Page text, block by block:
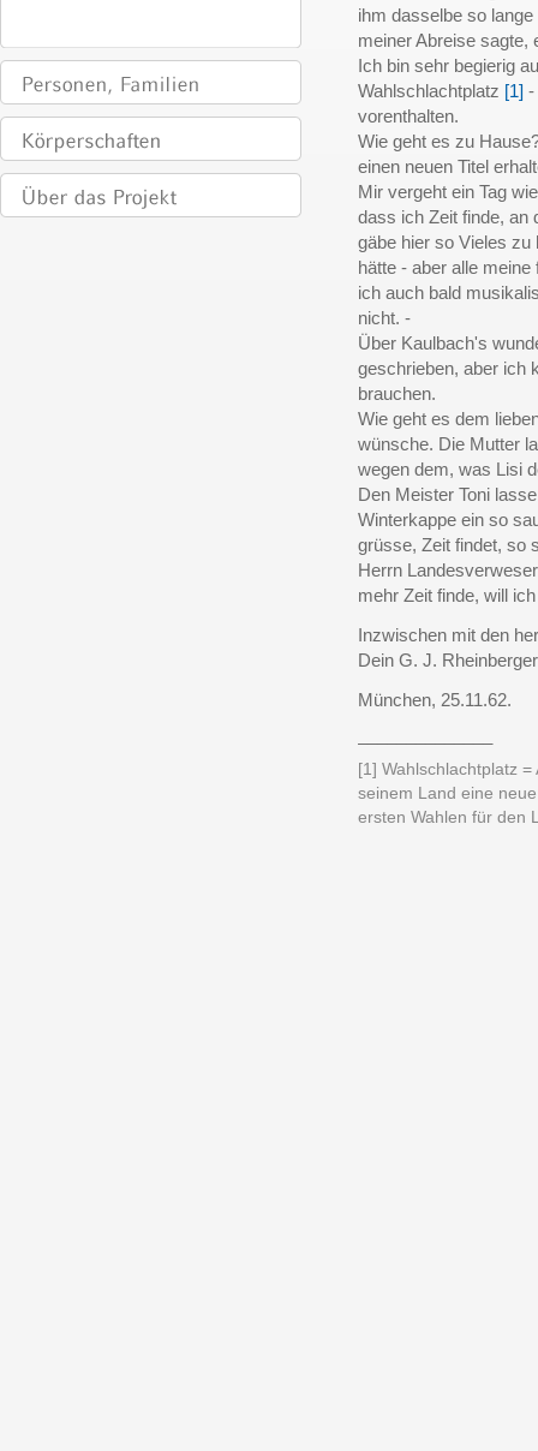
ihm dasselbe so
meiner Abreise sagte,
Ich bin sehr begierig
Wahlschlachtplatz [1] -
vorenthalten.
Wie geht es zu
einen neuen Titel
Mir vergeht ein Tag
dass ich Zeit finde, an
gäbe hier so Vieles
hätte - aber alle
ich auch bald
nicht. -
Über Kaulbach's
geschrieben, aber ich
brauchen.
Wie geht es dem
wünsche. Die Mutter
wegen dem, was Lisi
Den Meister Toni
Winterkappe ein so
grüsse, Zeit findet, so
Herrn
mehr Zeit finde, will
Inzwischen mit den
Dein G. J.
München, 25.11.62.
[1] Wahlschlachtplatz
seinem Land eine
ersten Wahlen für den